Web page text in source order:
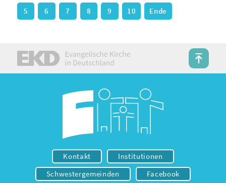
5 6 7 8 9 10 Ende
Kontakt
Institutionen
Schwestergemeinden
Facebook